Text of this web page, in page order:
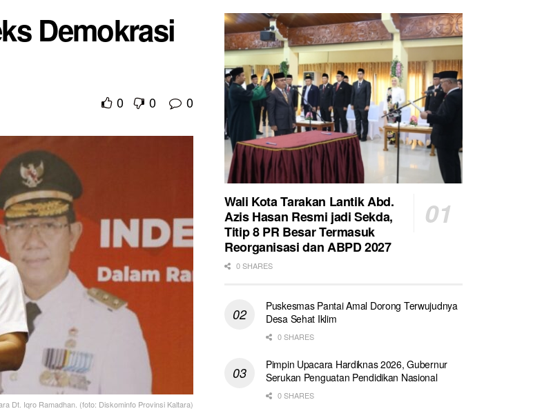
Demokrasi
0 0 0
Dt. Iqro Ramadhan. (foto: Diskominfo Provinsi Kaltara)
Wali Kota Tarakan Lantik Abd.
Azis Hasan Resmi jadi Sekda,
Titip 8 PR Besar Termasuk
Reorganisasi dan ABPD 2027
0 SHARES
Puskesmas Pantai Amal Dorong Terwujudnya
Desa Sehat Iklim
0 SHARES
Pimpin Upacara Hardiknas 2026, Gubernur
Serukan Penguatan Pendidikan Nasional
0 SHARES